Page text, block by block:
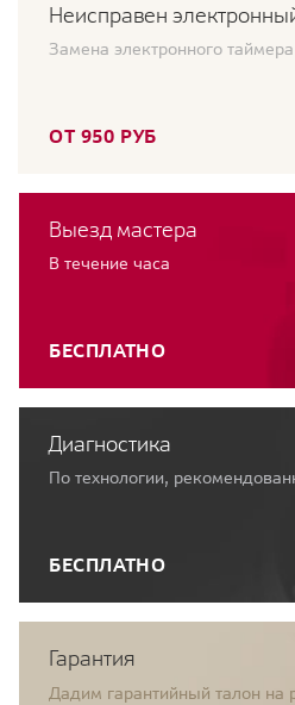
Неисправен
Замена электронного таймера
ОТ 950 РУБ
Выезд мастера
В течение часа
БЕСПЛАТНО
Диагностика
По технологии,
БЕСПЛАТНО
Гарантия
Дадим гарантийный талон на